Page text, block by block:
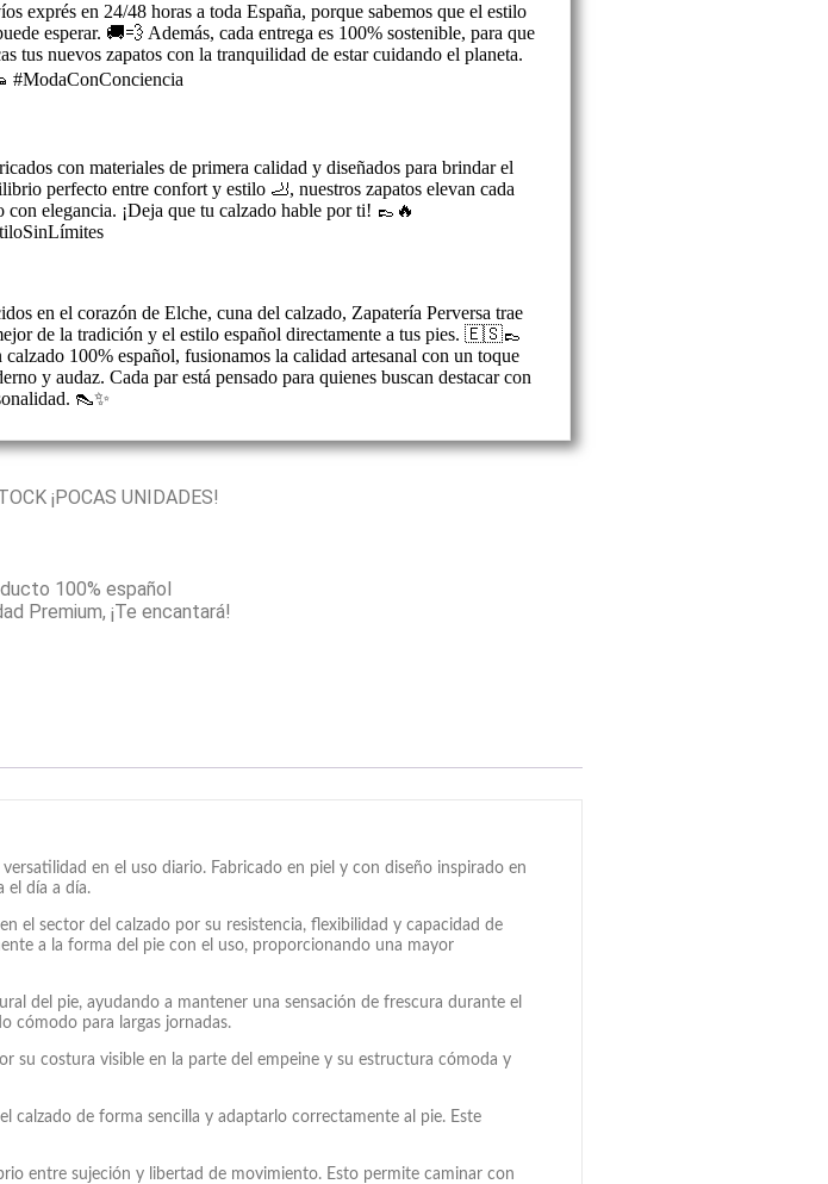
exprés en 24/48 horas a toda España, porque sabemos que el estilo
esperar. 🚚💨 Además, cada entrega es 100% sostenible, para que
tus nuevos zapatos con la tranquilidad de estar cuidando el planeta.
#ModaConConciencia
con materiales de primera calidad y diseñados para brindar el
perfecto entre confort y estilo 🦶, nuestros zapatos elevan cada
con elegancia. ¡Deja que tu calzado hable por ti! 👞🔥
en el corazón de Elche, cuna del calzado, Zapatería Perversa trae
de la tradición y el estilo español directamente a tus pies. 🇪🇸👞
calzado 100% español, fusionamos la calidad artesanal con un toque
y audaz. Cada par está pensado para quienes buscan destacar con
👠✨
¡POCAS UNIDADES!
100% español
Premium, ¡Te encantará!
en el uso diario. Fabricado en piel y con diseño inspirado en
el día a día.
el sector del calzado por su resistencia, flexibilidad y capacidad de
a la forma del pie con el uso, proporcionando una mayor
del pie, ayudando a mantener una sensación de frescura durante el
cómodo para largas jornadas.
su costura visible en la parte del empeine y su estructura cómoda y
calzado de forma sencilla y adaptarlo correctamente al pie. Este
entre sujeción y libertad de movimiento. Esto permite caminar con